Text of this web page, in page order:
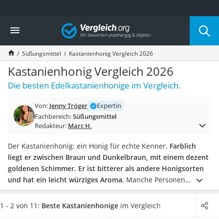
Die beliebtesten Vergleiche nach Kategorie
Lebensmittel
Schwarzkümmelöl
Knäckebrot
Schwarzkümmelöl-Kapseln
Manukahonig
Eiklar
Balsamico-Essig
Schwarzkümmelöl bio
Honig
Gemüsebrühe
Eiskaffee-Pulver
Irischer Whiskey
Grapefruitkernextrakt
Matcha-Set
Vergleich
Süßungsmittel Kastanienhonig Vergleich 2026
Kastanienhonig Vergleich 2026
Die besten Edelkastanienhonige im Vergleich.
Von: Jenny Tröger
Expertin
Fachbereich:Süßungsmittel
Redakteur: Marc H.
Der Kastanienhonig: ein Honig für echte Kenner. Farblich
liegt er zwischen Braun und Dunkelbraun, mit einem dezent
goldenen Schimmer. Er ist bitterer als andere Honigsorten
und hat ein leicht würziges Aroma. Manche Personen
meinen sogar, er rieche nach einem lauen Herbsttag im
Wald. Machen Sie selbst den Test und halten Ihre Nase über
1 - 2 von 11: Beste Kastanienhonige im Vergleich